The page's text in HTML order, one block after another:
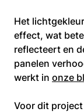
Het
effect, wat
reflecteert en
panelen
werkt in onze
Voor dit